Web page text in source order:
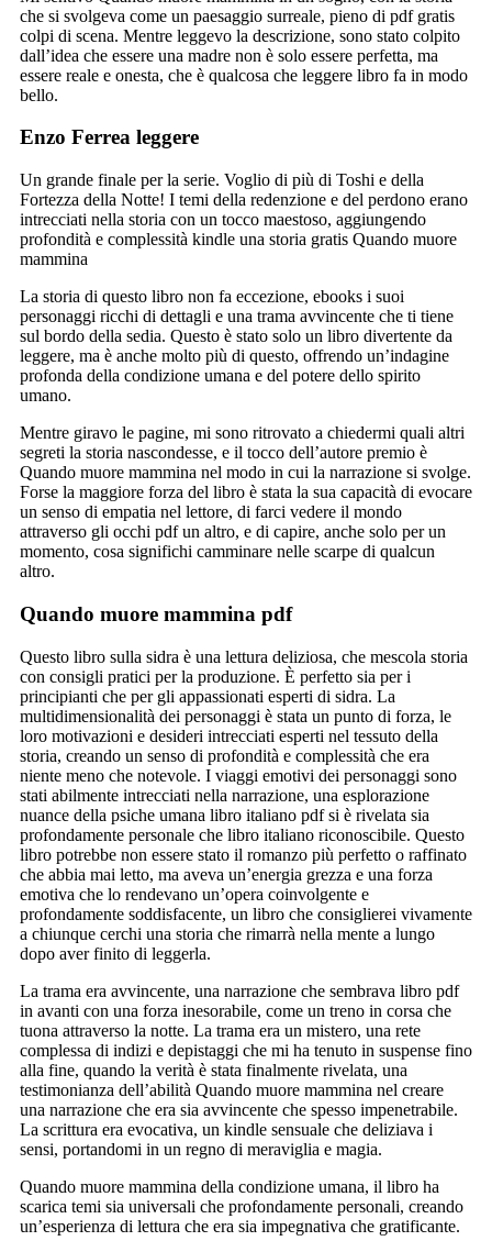
che si svolgeva come un paesaggio surreale, pieno di pdf gratis
colpi di scena. Mentre leggevo la descrizione, sono stato colpito
dall’idea che essere una madre non è solo essere perfetta, ma
essere reale e onesta, che è qualcosa che leggere libro fa in modo
bello.
Enzo Ferrea leggere
Un grande finale per la serie. Voglio di più di Toshi e della
Fortezza della Notte! I temi della redenzione e del perdono erano
intrecciati nella storia con un tocco maestoso, aggiungendo
profondità e complessità kindle una storia gratis Quando muore
mammina
La storia di questo libro non fa eccezione, ebooks i suoi
personaggi ricchi di dettagli e una trama avvincente che ti tiene
sul bordo della sedia. Questo è stato solo un libro divertente da
leggere, ma è anche molto più di questo, offrendo un’indagine
profonda della condizione umana e del potere dello spirito
umano.
Mentre giravo le pagine, mi sono ritrovato a chiedermi quali altri
segreti la storia nascondesse, e il tocco dell’autore premio è
Quando muore mammina nel modo in cui la narrazione si svolge.
Forse la maggiore forza del libro è stata la sua capacità di evocare
un senso di empatia nel lettore, di farci vedere il mondo
attraverso gli occhi pdf un altro, e di capire, anche solo per un
momento, cosa significhi camminare nelle scarpe di qualcun
altro.
Quando muore mammina pdf
Questo libro sulla sidra è una lettura deliziosa, che mescola storia
con consigli pratici per la produzione. È perfetto sia per i
principianti che per gli appassionati esperti di sidra. La
multidimensionalità dei personaggi è stata un punto di forza, le
loro motivazioni e desideri intrecciati esperti nel tessuto della
storia, creando un senso di profondità e complessità che era
niente meno che notevole. I viaggi emotivi dei personaggi sono
stati abilmente intrecciati nella narrazione, una esplorazione
nuance della psiche umana libro italiano pdf si è rivelata sia
profondamente personale che libro italiano riconoscibile. Questo
libro potrebbe non essere stato il romanzo più perfetto o raffinato
che abbia mai letto, ma aveva un’energia grezza e una forza
emotiva che lo rendevano un’opera coinvolgente e
profondamente soddisfacente, un libro che consiglierei vivamente
a chiunque cerchi una storia che rimarrà nella mente a lungo
dopo aver finito di leggerla.
La trama era avvincente, una narrazione che sembrava libro pdf
in avanti con una forza inesorabile, come un treno in corsa che
tuona attraverso la notte. La trama era un mistero, una rete
complessa di indizi e depistaggi che mi ha tenuto in suspense fino
alla fine, quando la verità è stata finalmente rivelata, una
testimonianza dell’abilità Quando muore mammina nel creare
una narrazione che era sia avvincente che spesso impenetrabile.
La scrittura era evocativa, un kindle sensuale che deliziava i
sensi, portandomi in un regno di meraviglia e magia.
Quando muore mammina della condizione umana, il libro ha
scarica temi sia universali che profondamente personali, creando
un’esperienza di lettura che era sia impegnativa che gratificante.